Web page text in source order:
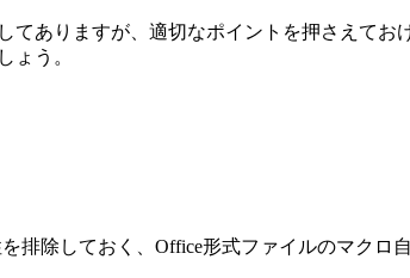
ありますが、適切なポイントを押さえてお
ょう。
排除しておく、Office形式ファイルのマクロ